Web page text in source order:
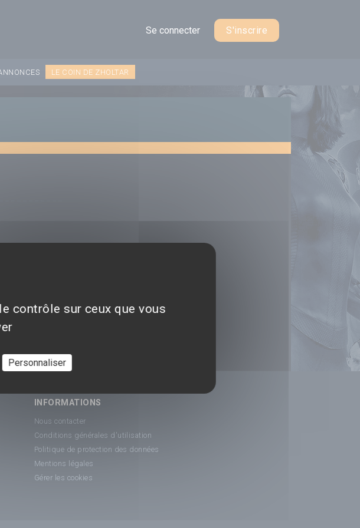
Se connecter S'inscrire
LE COIN DE ZHOLTAR
INFORMATIONS
Nous contacter
Conditions générales d'utilisation
Politique de protection des données
Mentions légales
Gérer les cookies
contrôle sur ceux que vous
Personnaliser